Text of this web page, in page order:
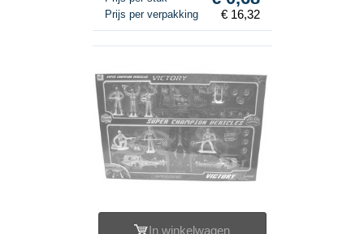
Prijs per verpakking € 16,32
In winkelwagen